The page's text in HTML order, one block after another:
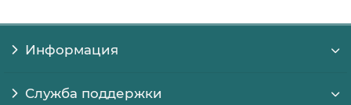
Информация
Служба поддержки